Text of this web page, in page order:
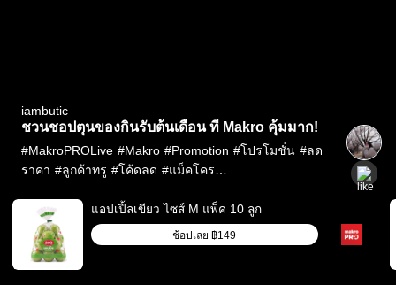
iambutic
ชวนชอปตุนของกินรับต้นเดือน ที่ Makro คุ้มมาก!
#MakroPROLive #Makro #Promotion #โปรโมชั่น #ลด
ราคา #ลูกค้าทรู #โค้ดลด #แม็คโคร
เขียว # aroหมึกกล้วยหั่นวงแช่แข็ง #BMPเบคอนชิ้น
เล็ก #นกเหยี่ยวนมข้นจืด #iambutic
แอปเปิ้ลเขียว ไซส์ M แพ็ค 10 ลูก
ช้อปเลย ฿149